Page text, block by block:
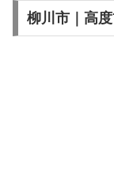
柳川市｜高